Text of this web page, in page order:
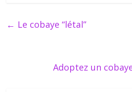
← Le cobaye “létal”
Adoptez un